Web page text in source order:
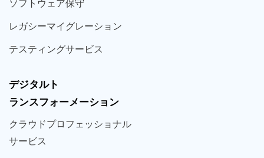
ソフト ウェア保守
レガシーマイグレーション
テスティングサービス
デジタルト
ランスフォーメーション
クラウドプロフェッショナル
サービス